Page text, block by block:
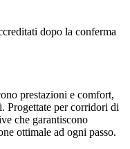
dopo la conferma
prestazioni e comfort,
Progettate per corridori di
che garantiscono
ottimale ad ogni passo.